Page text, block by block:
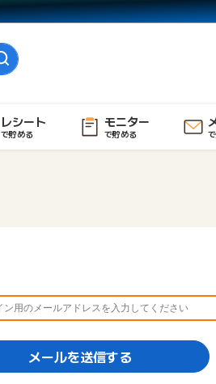
レシート
で貯める
モニター
で貯める
メールを送信する